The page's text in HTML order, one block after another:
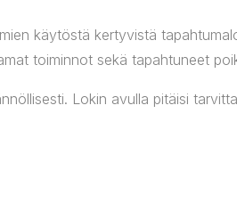
käytöstä kertyvistä
toiminnot sekä tapahtuneet
Lokin avulla pitäisi